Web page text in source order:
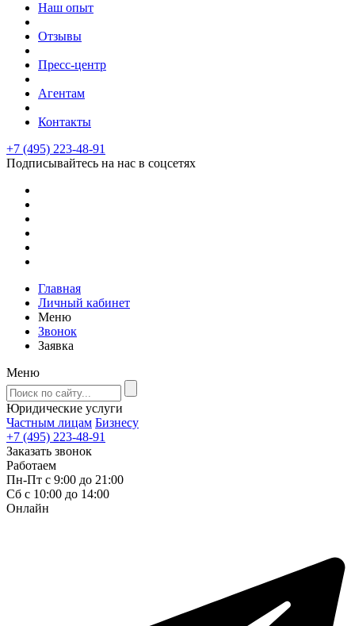
Наш опыт
Отзывы
Пресс-центр
Агентам
Контакты
+7 (495) 223-48-91
Подписывайтесь на нас в соцсетях
Главная
Личный кабинет
Меню
Звонок
Заявка
Меню
Юридические услуги
Частным лицам Бизнесу
+7 (495) 223-48-91
Заказать звонок
Работаем
Пн-Пт с 9:00 до 21:00
Сб с 10:00 до 14:00
Онлайн